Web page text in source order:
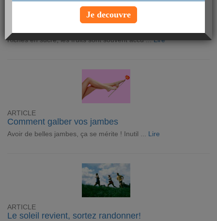
Riches en sucre, les fruits sont souvent accu ...Lire
ARTICLE
Comment galber vos jambes
Avoir de belles jambes, ça se mérite ! Inutil ... Lire
ARTICLE
Le soleil revient, sortez randonner!
Je decouvre